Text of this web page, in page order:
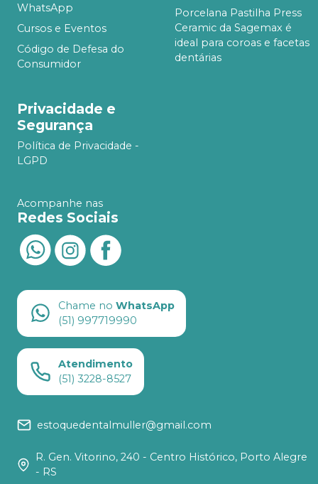
WhatsApp
Cursos e Eventos
Código de Defesa do
Consumidor
Porcelana Pastilha Press
Ceramic da Sagemax é
ideal para coroas e facetas
dentárias
Privacidade e
Segurança
Política de Privacidade -
LGPD
Acompanhe nas
Redes Sociais
Chame no WhatsApp
(51) 997719990
Atendimento
(51) 3228-8527
estoquedentalmuller@gmail.com
R. Gen. Vitorino, 240 - Centro Histórico, Porto Alegre
- RS